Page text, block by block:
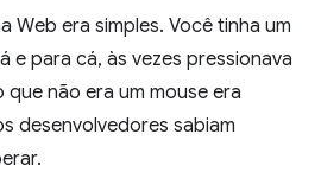
Web era simples. Você tinha um
e para cá, às vezes pressionava
não era um mouse era
desenvolvedores sabiam